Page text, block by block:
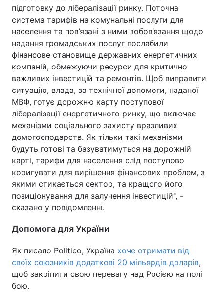
підготовку до лібералізації ринку. Поточна
система тарифів на комунальні послуги для
населення та пов’язані з ними зобов’язання щодо
надання громадських послуг послабили
фінансове становище державних енергетичних
компаній, обмежуючи ресурси для критично
важливих інвестицій та ремонтів. Щоб виправити
ситуацію, влада, за технічної допомоги, наданої
МВФ, готує дорожню карту поступової
лібералізації енергетичного ринку, що включає
механізми соціального захисту вразливих
домогосподарств. Як тільки такі механізми
будуть готові та базуватимуться на дорожній
карті, тарифи для населення слід поступово
коригувати для вирішення фінансових проблем, з
якими стикається сектор, та кращого його
позиціонування для залучення інвестицій", -
сказано у повідомленні.
Допомога для України
Як писало Politico, Україна хоче отримати від
своїх союзників додаткові 20 мільярдів доларів,
щоб закріпити свою перевагу над Росією на полі
бою.